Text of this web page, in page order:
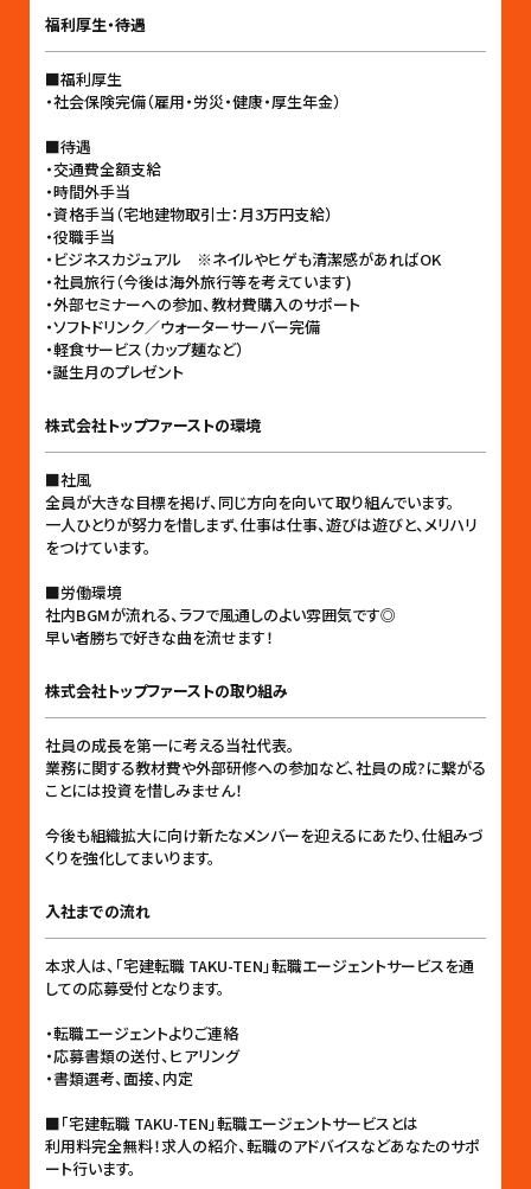
福利厚生・待遇
■福利厚生
・社会保険完備（雇用・労災・健康・厚生年金）
■待遇
・交通費全額支給
・時間外手当
・資格手当（宅地建物取引士：月3万円支給）
・役職手当
・ビジネスカジュアル ※ネイルやヒゲも清潔感があればOK
・社員旅行（今後は海外旅行等を考えています)
・外部セミナーへの参加、教材費購入のサポート
・ソフトドリンク／ウォーターサーバー完備
・軽食サービス（カップ麺など）
・誕生月のプレゼント
株式会社トップファーストの環境
■社風
全員が大きな目標を掲げ、同じ方向を向いて取り組んでいます。
一人ひとりが努力を惜しまず、仕事は仕事、遊びは遊びと、メリハリ
をつけています。
■労働環境
社内BGMが流れる、ラフで風通しのよい雰囲気です◎
早い者勝ちで好きな曲を流せます！
株式会社トップファーストの取り組み
社員の成長を第一に考える当社代表。
業務に関する教材費や外部研修への参加など、社員の成?に繋がる
ことには投資を惜しみません！
今後も組織拡大に向け新たなメンバーを迎えるにあたり、仕組みづ
くりを強化してまいります。
入社までの流れ
本求人は、「宅建転職 TAKU-TEN」転職エージェントサービスを通
しての応募受付となります。
・転職エージェントよりご連絡
・応募書類の送付、ヒアリング
・書類選考、面接、内定
■「宅建転職 TAKU-TEN」転職エージェントサービスとは
利用料完全無料！求人の紹介、転職のアドバイスなどあなたのサポ
ート行います。